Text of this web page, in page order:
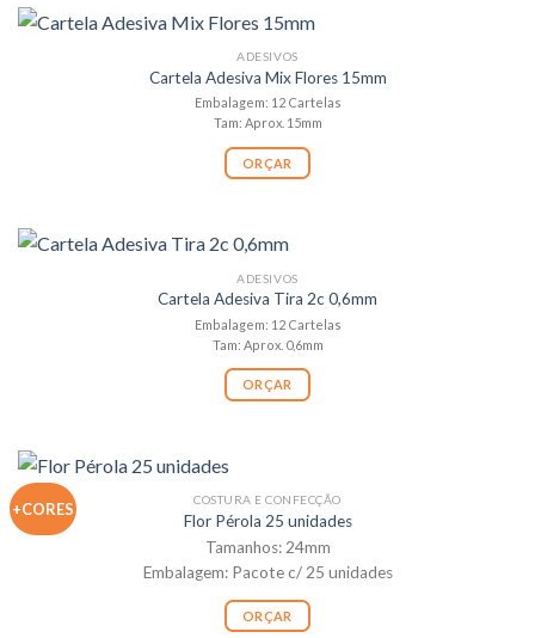
ADESIVOS
Cartela Adesiva Mix Flores 15mm
Embalagem: 12 Cartelas
Tam: Aprox. 15mm
ORÇAR
ADESIVOS
Cartela Adesiva Tira 2c 0,6mm
Embalagem: 12 Cartelas
Tam: Aprox. 0,6mm
ORÇAR
+CORES
COSTURA E CONFECÇÃO
Flor Pérola 25 unidades
Tamanhos: 24mm
Embalagem: Pacote c/ 25 unidades
ORÇAR